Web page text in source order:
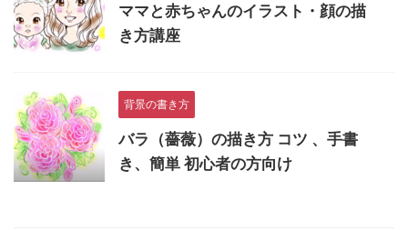
ママと赤ちゃんのイラスト・顔の描
き方講座
背景の書き方
バラ（薔薇）の描き方 コツ 、手書
き、簡単 初心者の方向け